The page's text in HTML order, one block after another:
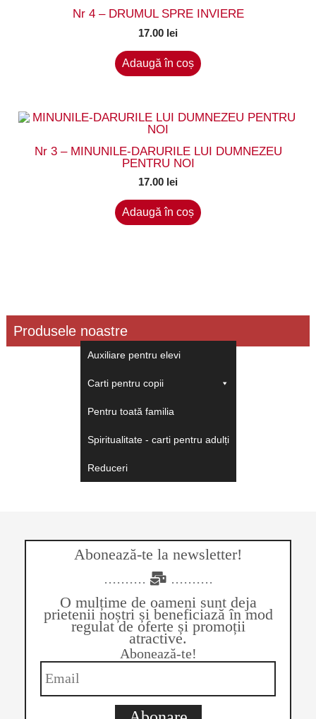
Produsele noastre
Auxiliare pentru elevi
Carti pentru copii
Pentru toată familia
Spiritualitate - carti pentru adulți
Reduceri
Nr 4 – DRUMUL SPRE INVIERE
17.00 lei
Adaugă în coș
Nr 3 – MINUNILE-DARURILE LUI DUMNEZEU
PENTRU NOI
17.00 lei
Adaugă în coș
Abonează-te la newsletter!
..........
..........
O mulțime de oameni sunt deja
prietenii noștri și beneficiază în mod
regulat de oferte și promoții
atractive.
Abonează-te!